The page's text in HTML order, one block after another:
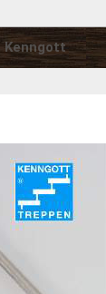
Kenngott